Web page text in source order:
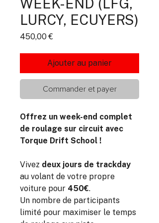
LURCY, ECUYERS)
450,00 €
Ajouter au panier
Commander et payer
Offrez un week-end complet
de roulage sur circuit avec
Torque Drift School !
Vivez deux jours de trackday
au volant de votre propre
voiture pour 450€.
Un nombre de participants
limité pour maximiser le temps